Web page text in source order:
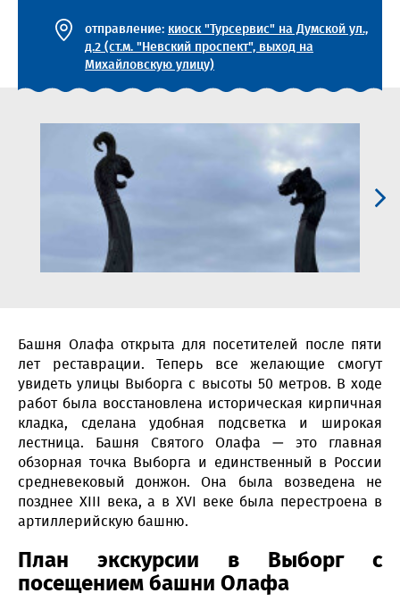
отправление: киоск "Турсервис" на Думской ул.,
д.2 (ст.м. "Невский проспект", выход на
Михайловскую улицу)
Башня Олафа открыта для посетителей после пяти
лет реставрации. Теперь все желающие смогут
увидеть улицы Выборга с высоты 50 метров. В ходе
работ была восстановлена историческая кирпичная
кладка, сделана удобная подсветка и широкая
лестница. Башня Святого Олафа — это главная
обзорная точка Выборга и единственный в России
средневековый донжон. Она была возведена не
позднее XIII века, а в XVI веке была перестроена в
артиллерийскую башню.
План экскурсии в Выборг с
посещением башни Олафа